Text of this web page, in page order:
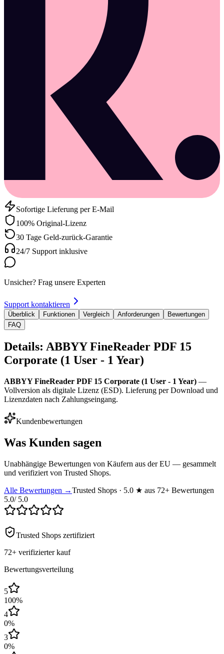
Sofortige Lieferung per E-Mail
100% Original-Lizenz
30 Tage Geld-zurück-Garantie
24/7 Support inklusive
Unsicher? Frag unsere Experten
Support kontaktieren
Überblick Funktionen Vergleich Anforderungen
Bewertungen
FAQ
Details: ABBYY FineReader PDF 15
Corporate (1 User - 1 Year)
ABBYY FineReader PDF 15 Corporate (1 User - 1 Year) —
Vollversion als digitale Lizenz (ESD). Lieferung per Download und
Lizenzdaten nach Zahlungseingang.
Kundenbewertungen
Was Kunden sagen
Unabhängige Bewertungen von Käufern aus der EU — gesammelt
und verifiziert von Trusted Shops.
Alle Bewertungen →Trusted Shops · 5.0 ★ aus 72+ Bewertungen
5.0/ 5.0
Trusted Shops zertifiziert
72+ verifizierter kauf
Bewertungsverteilung
5
100%
4
0%
3
0%